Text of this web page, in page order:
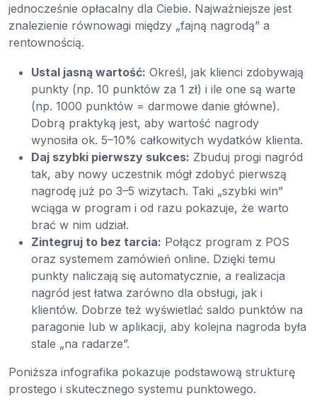
jednocześnie opłacalny dla Ciebie. Najważniejsze jest
znalezienie równowagi między „fajną nagrodą” a
rentownością.
Ustal jasną wartość: Określ, jak klienci zdobywają
punkty (np. 10 punktów za 1 zł) i ile one są warte
(np. 1000 punktów = darmowe danie główne).
Dobrą praktyką jest, aby wartość nagrody
wynosiła ok. 5–10% całkowitych wydatków klienta.
Daj szybki pierwszy sukces: Zbuduj progi nagród
tak, aby nowy uczestnik mógł zdobyć pierwszą
nagrodę już po 3–5 wizytach. Taki „szybki win”
wciąga w program i od razu pokazuje, że warto
brać w nim udział.
Zintegruj to bez tarcia: Połącz program z POS
oraz systemem zamówień online. Dzięki temu
punkty naliczają się automatycznie, a realizacja
nagród jest łatwa zarówno dla obsługi, jak i
klientów. Dobrze też wyświetlać saldo punktów na
paragonie lub w aplikacji, aby kolejna nagroda była
stale „na radarze”.
Poniższa infografika pokazuje podstawową strukturę
prostego i skutecznego systemu punktowego.